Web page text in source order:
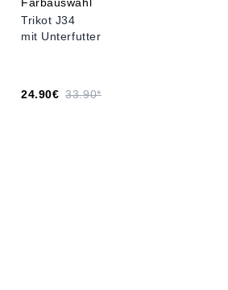
Trikot J34
mit Unterfutter
24.90€ 33.90*